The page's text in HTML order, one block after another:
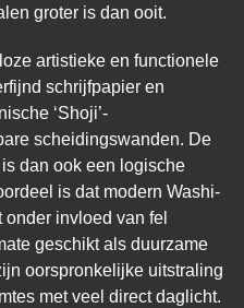
groter is dan ooit.
artistieke en functionele
schrijfpapier en
‘Shoji’-
scheidingswanden. De
dan ook een logische
is dat modern Washi-
invloed van fel
geschikt als duurzame
oorspronkelijke uitstraling
met veel direct daglicht.